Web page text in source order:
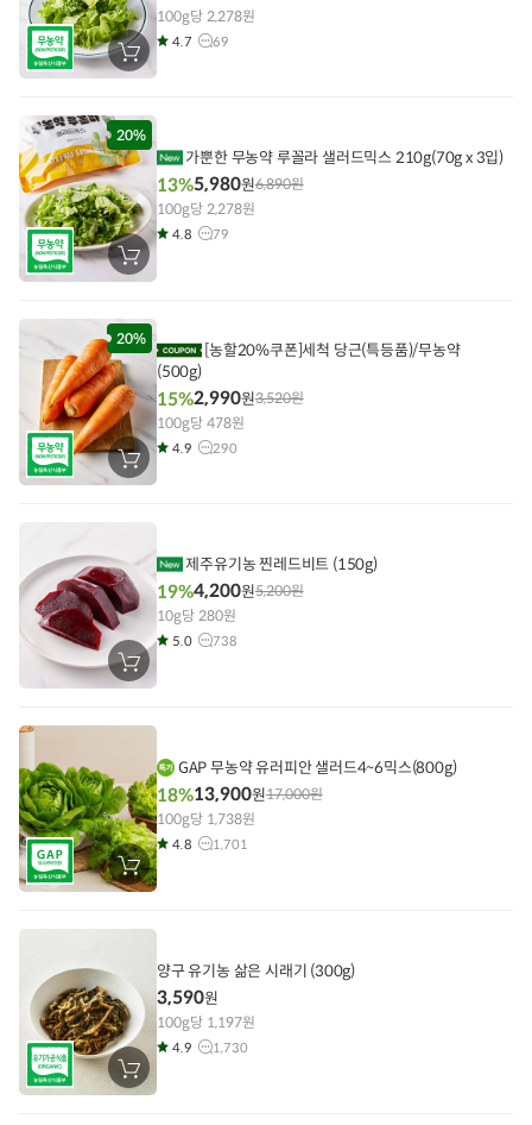
장
바
에
담
기
100g당 2,278원
4.7 69
20%
장
바
에
담
기
가뿐한 무농약 루꼴라 샐러드믹스 210g(70g x 3입)
13%5,980원6,890원
100g당 2,278원
4.8 79
20%
장
바
기
[농할20%쿠폰]세척 당근(특등품)/무농약
(500g)
15%2,990원3,520원
100g당 478원
4.9 290
장
바
에
제주유기농 찐레드비트 (150g)
19%4,200원5,200원
10g당 280원
5.0 738
장
바
에
GAP 무농약 유러피안 샐러드4~6믹스(800g)
18%13,900원17,000원
100g당 1,738원
4.8 1,701
장
바
양구 유기농 삶은 시래기 (300g)
3,590원
100g당 1,197원
4.9 1,730